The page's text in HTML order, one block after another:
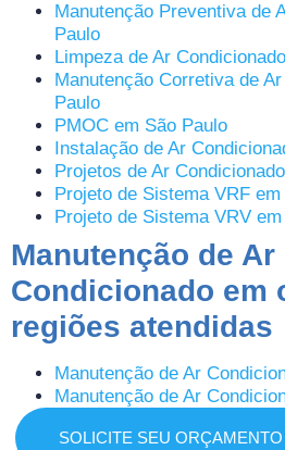
Manutenção Preventiva de
Paulo
Limpeza de Ar
Manutenção Corretiva de
Paulo
PMOC em São Paulo
Instalação de Ar
Projetos de Ar
Projeto de Sistema VRF
Projeto de Sistema VRV
Manutenção de Ar
Condicionado em
regiões atendidas
Manutenção de Ar
Manutenção de Ar
SOLICITE SEU